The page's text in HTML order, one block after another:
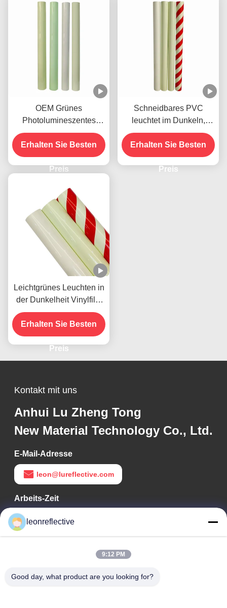
OEM Grünes
Photolumineszentes
Leuchten im Dunkeln
Aufkleber Vinyl Klebefilm
Erhalten Sie Besten
Preis
Schneidbares PVC
leuchtet im Dunkeln,
druckbares Vinylband
Selbstklebstoff
Erhalten Sie Besten
Preis
Leichtgrünes Leuchten in
der Dunkelheit Vinylfilm
für Leuchtband
Erhalten Sie Besten
Preis
Kontakt mit uns
Anhui Lu Zheng Tong
New Material Technology Co., Ltd.
E-Mail-Adresse
leon@lureflective.com
Arbeits-Zeit
9:00-18:00
Unsere Adresse
Adresse des Unternehmens
Technologiepark Huayi, Hightech-Zone, Hefei, Anhui, China
leonreflective
9:12 PM
Good day, what product are you looking for?